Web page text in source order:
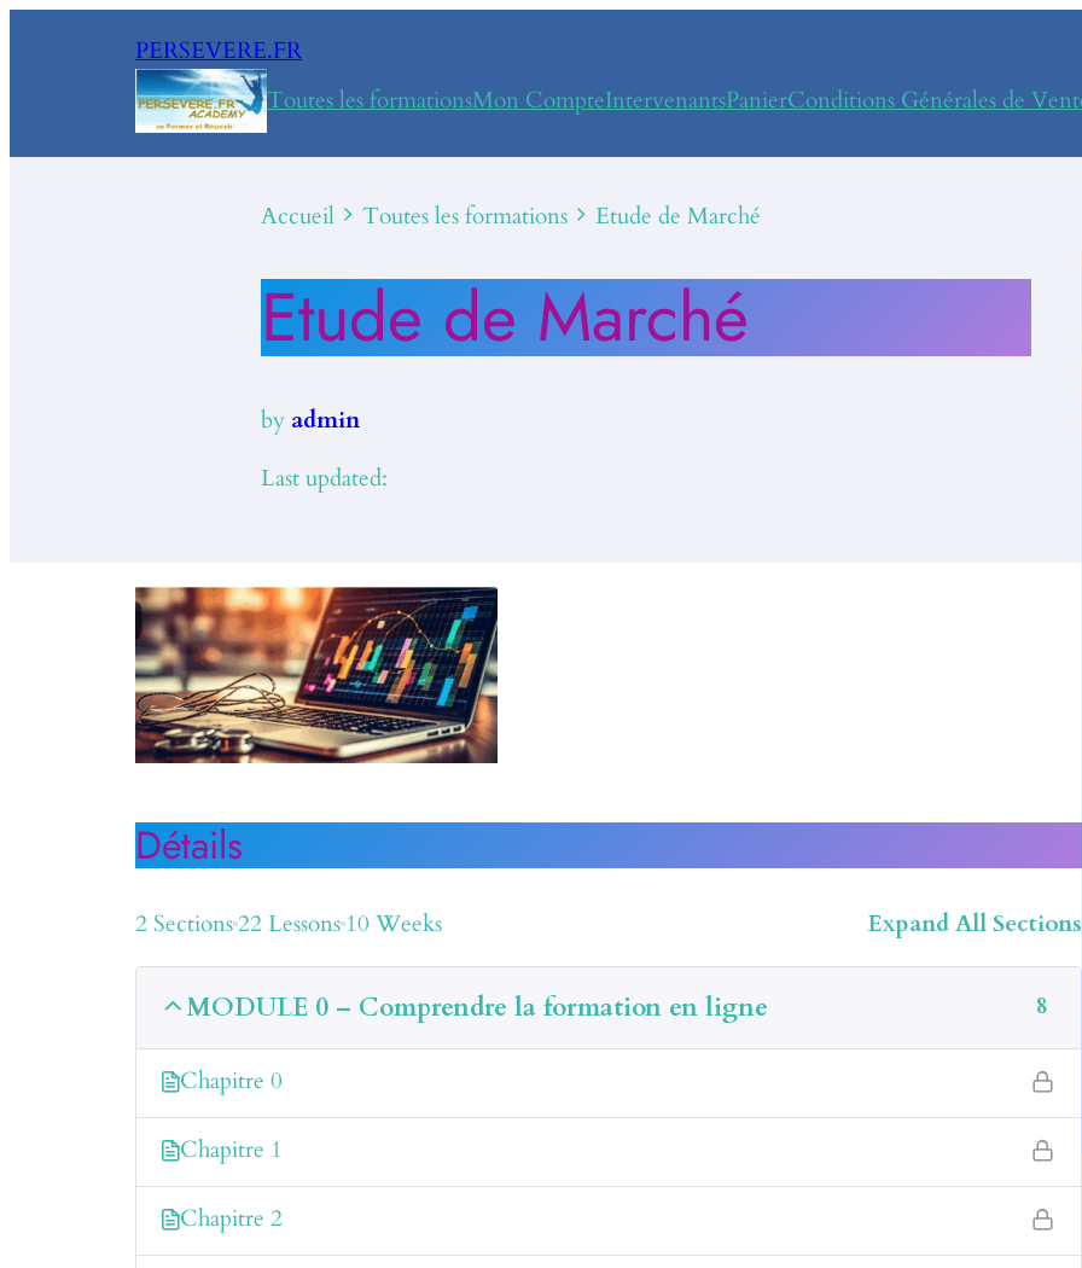
PERSEVERE.FR
Toutes les formationsMon CompteIntervenantsPanierConditions Générales de
Accueil Toutes les formations Etude de Marché
Etude de Marché
by admin
Last updated:
Détails
2 Sections22 Lessons 10 Weeks Expand All Sections
MODULE 0 – Comprendre la formation en ligne 8
Chapitre 0
Chapitre 1
Chapitre 2